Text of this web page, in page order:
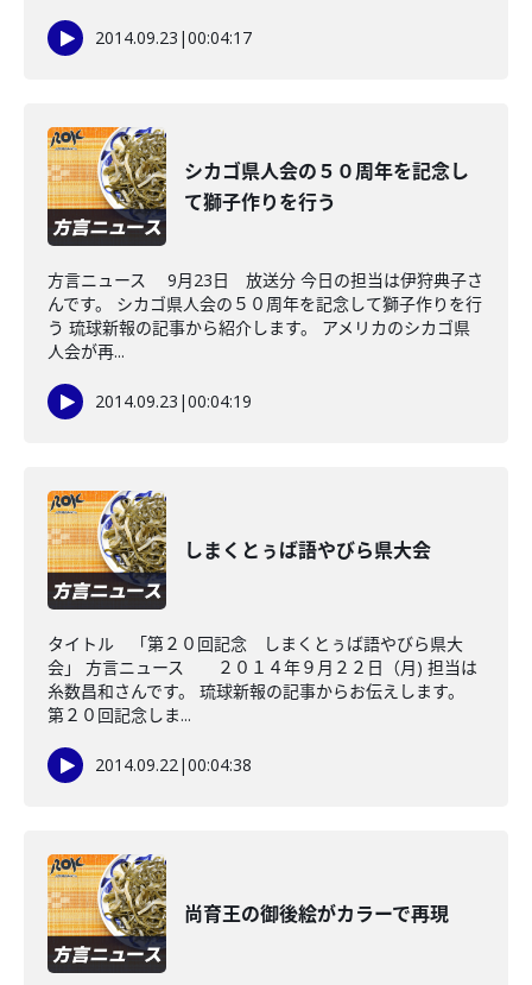
2014.09.23 |00:04:17
シカゴ県人会の５０周年を記念し
て獅子作りを行う
方言ニュース 9月23日 放送分 今日の担当は伊狩典子さ
んです。 シカゴ県人会の５０周年を記念して獅子作りを行
う 琉球新報の記事から紹介します。 アメリカのシカゴ県
人会が再...
2014.09.23 |00:04:19
しまくとぅば語やびら県大会
タイトル 「第２０回記念 しまくとぅば語やびら県大
会」 方言ニュース ２０１４年９月２２日（月) 担当は
糸数昌和さんです。 琉球新報の記事からお伝えします。
第２０回記念しま...
2014.09.22|00:04:38
尚育王の御後絵がカラーで再現